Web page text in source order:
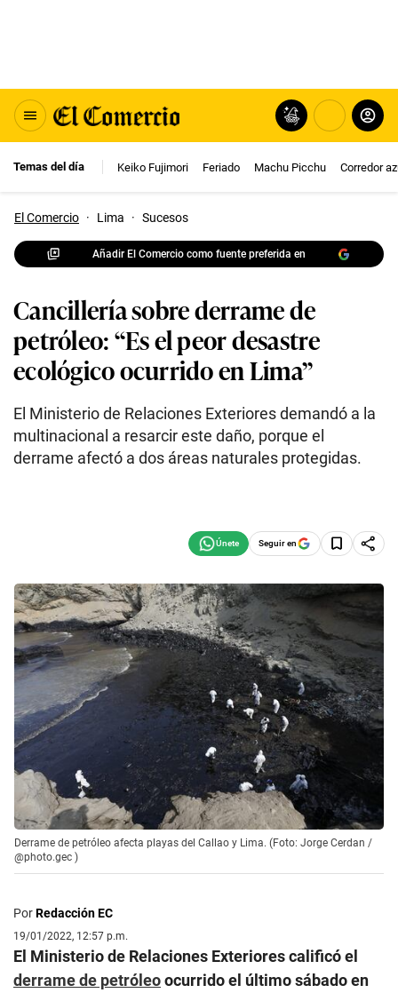
Temas del día Keiko Fujimori Feriado Machu Picchu Corredor
El Comercio · Lima · Sucesos
Añadir El Comercio como fuente preferida en
Cancillería sobre derrame de
petróleo: “Es el peor desastre
ecológico ocurrido en Lima”
El Ministerio de Relaciones Exteriores demandó a la
multinacional a resarcir este daño, porque el
derrame afectó a dos áreas naturales protegidas.
Seguir en
Derrame de petróleo afecta playas del Callao y Lima. (Foto: Jorge Cerdan /
@photo.gec )
PorRedacción EC
19/01/2022, 12:57 p.m.
El Ministerio de Relaciones Exteriores calificó el
derrame de petróleoocurrido el último sábado en